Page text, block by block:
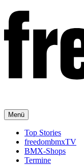
Menü
Top Stories
freedombmxTV
BMX-Shops
Termine